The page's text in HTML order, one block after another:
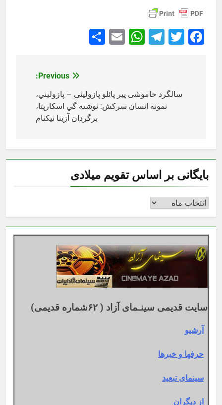
Facebook
Twitter
Telegram
WhatsApp
Email
نوشته
Previous:
سالگرد خاموشی پیر پائلو پازولینی – پازوليني،
نمونه انسان سركش: نوشته گي اسكارپتا،
برگردان آزيتا نيكنام
بایگانی بر اساس تقویم میلادی
بایگانی
اساس
تقویم
میلادی
سایت قدیمی سینـمای آزاد ( ۶۲شماره قدیمی)
آرشیو
حرفها و خبرها
سینمای تبعید
از دیگران